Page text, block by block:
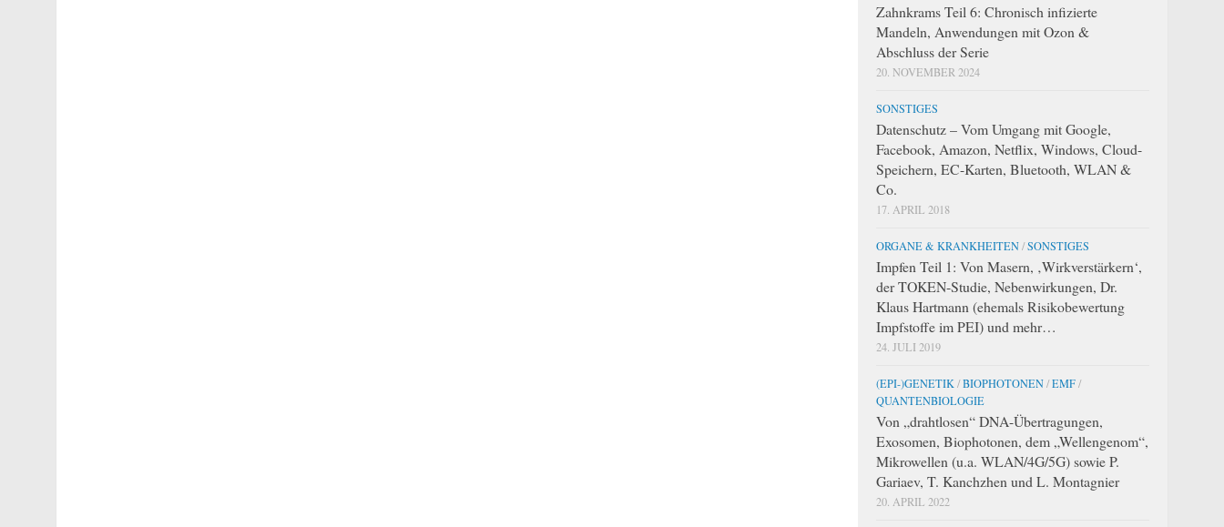
Zahnkrams Teil 6: Chronisch infizierte
Mandeln, Anwendungen mit Ozon &
Abschluss der Serie
20. NOVEMBER 2024
SONSTIGES
Datenschutz – Vom Umgang mit Google,
Facebook, Amazon, Netflix, Windows, Cloud-
Speichern, EC-Karten, Bluetooth, WLAN &
Co.
17. APRIL 2018
ORGANE & KRANKHEITEN/SONSTIGES
Impfen Teil 1: Von Masern, ‚Wirkverstärkern‘,
der TOKEN-Studie, Nebenwirkungen, Dr.
Klaus Hartmann (ehemals Risikobewertung
Impfstoffe im PEI) und mehr…
24. JULI 2019
(EPI-)GENETIK /BIOPHOTONEN/EMF/
QUANTENBIOLOGIE
Von „drahtlosen“ DNA-Übertragungen,
Exosomen, Biophotonen, dem „Wellengenom“,
Mikrowellen (u.a. WLAN/4G/5G) sowie P.
Gariaev, T. Kanchzhen und L. Montagnier
20. APRIL 2022